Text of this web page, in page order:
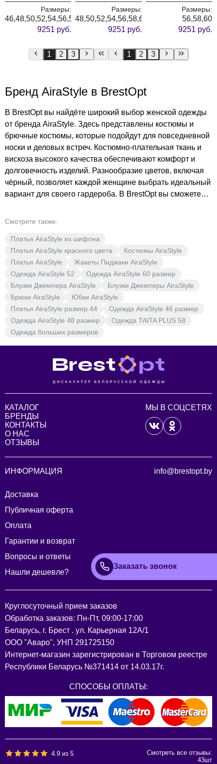
Размеры:
46,48,50,52,54,56,58,60
9251 руб.
Размеры:
48,50,52,54,56,58,60
9251 руб.
Размеры:
56,58,60
9251 руб.
1 2 3 1 2 3
Бренд AiraStyle в BrestOpt
В BrestOpt вы найдёте широкий выбор женской одежды
от бренда AiraStyle. Здесь представлены костюмы и
брючные костюмы, которые подойдут для повседневной
носки и деловых встреч. Костюмно-плательная ткань и
вискоза высокого качества обеспечивают комфорт и
долговечность изделий. Разнообразие цветов, включая
чёрный, позволяет каждой женщине выбрать идеальный
вариант для своего гардероба. В BrestOpt вы сможете
индивидуальность и стиль. Не упустите возможность
Смотрите также:
Платья AiraStyle из шифона
Платья AiraStyle красного цвета
Костюмы AiraStyle
Платья AiraStyle
Жакеты Пиджаки AiraStyle
Одежда AiraStyle 52
Одежда AiraStyle 60 размер
Блузки Джемпера AiraStyle
Блузки Джемперы AiraStyle
Брюки AiraStyle
Юбки AiraStyle
Платья AiraStyle размер 44
Одежда AiraStyle 46 размер
Одежда AiraStyle 48 размер
Одежда TAITA PLUS 58
Одежда больших размеров
КАТАЛОГ
БРЕНДЫ
КОНТАКТЫ
О НАС
ОТЗЫВЫ
МЫ В СОЦСЕТЯХ
ИНФОРМАЦИЯ
Доставка
Публичная оферта
Оплата
Гарантии и возврат
Вопросы и ответы
Нашли дешевле?
info@brestopt.by
Заказать звонок
Круглосуточный прием заказов
Обработка заказов: Пн-Пт, 09:00-17:00
Беларусь, г. Брест . ул. Карьерная 12А/1
ООО "Аваро", УНП 291725150
Интернет-магазин зарегистрирован в Торговом реестре
Республики Беларусь №371414 от 14.03.17г.
СПОСОБЫ ОПЛАТЫ:
4.9 из5
Смотреть все отзывы:
43шт